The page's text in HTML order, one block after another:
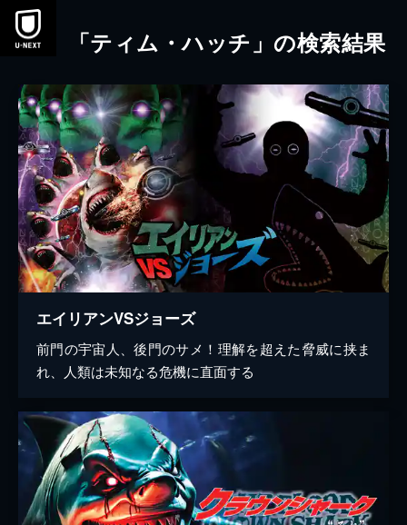
本文へスキップ
「ティム・ハッチ」の検索結果
エイリアンVSジョーズ
前門の宇宙人、後門のサメ！理解を超えた脅威に挟ま
れ、人類は未知なる危機に直面する